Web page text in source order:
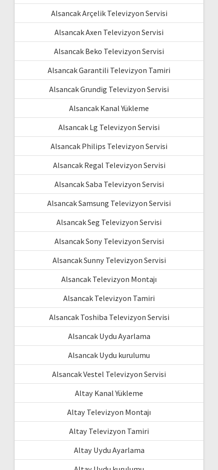
Alsancak Arçelik Televizyon Servisi
Alsancak Axen Televizyon Servisi
Alsancak Beko Televizyon Servisi
Alsancak Garantili Televizyon Tamiri
Alsancak Grundig Televizyon Servisi
Alsancak Kanal Yükleme
Alsancak Lg Televizyon Servisi
Alsancak Philips Televizyon Servisi
Alsancak Regal Televizyon Servisi
Alsancak Saba Televizyon Servisi
Alsancak Samsung Televizyon Servisi
Alsancak Seg Televizyon Servisi
Alsancak Sony Televizyon Servisi
Alsancak Sunny Televizyon Servisi
Alsancak Televizyon Montajı
Alsancak Televizyon Tamiri
Alsancak Toshiba Televizyon Servisi
Alsancak Uydu Ayarlama
Alsancak Uydu kurulumu
Alsancak Vestel Televizyon Servisi
Altay Kanal Yükleme
Altay Televizyon Montajı
Altay Televizyon Tamiri
Altay Uydu Ayarlama